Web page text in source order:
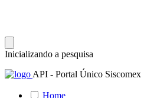
Inicializando a pesquisa
API - Portal Único Siscomex
Home